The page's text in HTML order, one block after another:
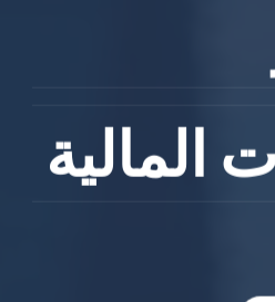
المالية